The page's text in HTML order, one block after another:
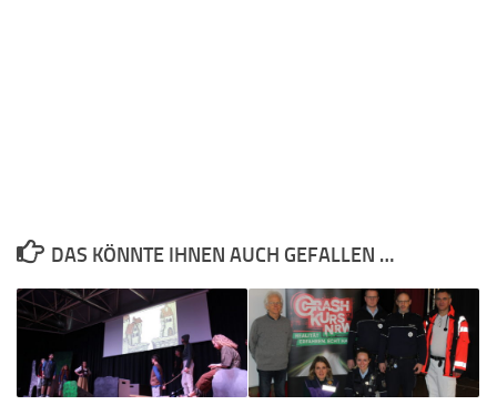
DAS KÖNNTE IHNEN AUCH GEFALLEN …